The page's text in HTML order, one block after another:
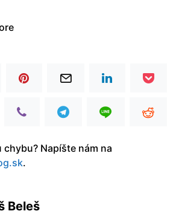
chybu? Napíšte nám na
.
Beleš